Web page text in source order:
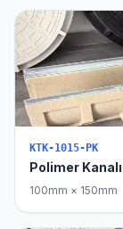
KTK-1015-PK
Polimer
100mm × 150mm